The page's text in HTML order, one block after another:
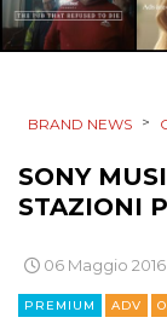
PRODOTTI
STRATEGIE
CINEMA
BRAND NEWS >
SONY
STAZIONI
06 Maggio 2016
PREMIUM ADV